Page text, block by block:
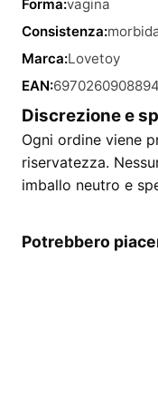
Forma:vagina
Consistenza:
Marca:Lovetoy
EAN:6970260908894
Discrezione e
Ogni ordine viene
riservatezza.
imballo neutro e
Potrebbero